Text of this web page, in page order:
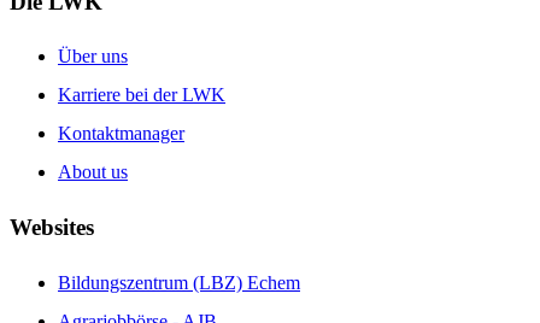
Über uns
Karriere bei der LWK
Kontaktmanager
About us
Websites
Bildungszentrum (LBZ) Echem